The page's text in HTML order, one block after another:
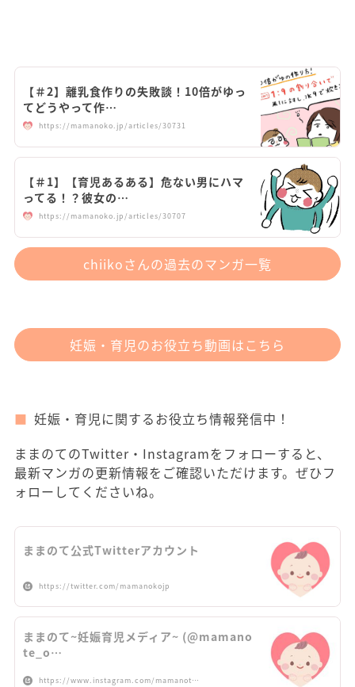
【＃2】離乳食作りの失敗談！10倍がゆっ
てどうやって作…
https://mamanoko.jp/articles/30731
【＃1】【育児あるある】危ない男にハマ
ってる！？彼女の…
https://mamanoko.jp/articles/30707
chiikoさんの過去のマンガ一覧
妊娠・育児のお役立ち動画はこちら
妊娠・育児に関するお役立ち情報発信中！
ままのてのTwitter・Instagramをフォローすると、
最新マンガの更新情報をご確認いただけます。ぜひフ
ォローしてくださいね。
ままのて公式Twitterアカウント
https://twitter.com/mamanokojp
ままのて~妊娠育児メディア~ (@mamano
te_o…
https://www.instagram.com/mamanot…